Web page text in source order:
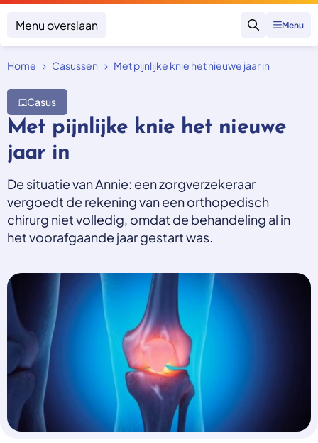
Menu overslaan
Zoeken
Menu
Klacht indienen Mijn klacht
Onderwerpen
Zorgverzekering afsluiten
Zorgverzekering betalen
Zorg in het buitenland
Nieuw in Nederland
Geen zorgverzekering
Focus en impact
Uitspraken
Trainingen
Over SKGZ
Casussen
Vacatures
Contact
Select a language
Nederlands
English
Deutsch
Romana
български
Home Casussen Met pijnlijke knie het nieuwe jaar in
Met pijnlijke knie het nieuwe
jaar in
Casus
De situatie van Annie: een zorgverzekeraar
vergoedt de rekening van een orthopedisch
chirurg niet volledig, omdat de behandeling al in
het voorafgaande jaar gestart was.